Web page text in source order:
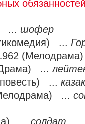
... шофер
...
...
... казак
...
... солдат